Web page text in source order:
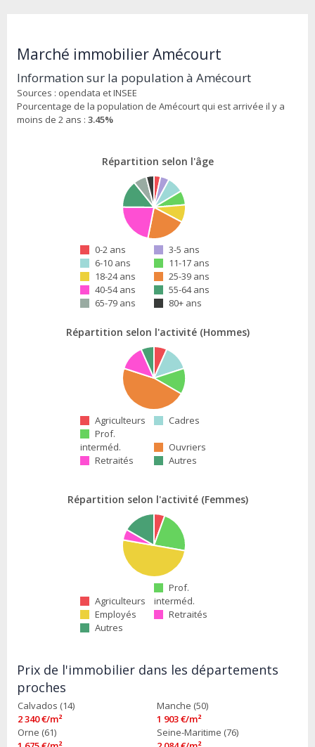
Marché immobilier Amécourt
Information sur la population à Amécourt
Sources : opendata et INSEE
Pourcentage de la population de Amécourt qui est arrivée il y a
moins de 2 ans : 3.45%
Répartition selon l'âge
0-2 ans
3-5 ans
6-10 ans
11-17 ans
18-24 ans
25-39 ans
40-54 ans
55-64 ans
65-79 ans
80+ ans
Répartition selon l'activité (Hommes)
Agriculteurs
Cadres
Prof.
interméd.
Ouvriers
Retraités
Autres
Répartition selon l'activité (Femmes)
Agriculteurs
Prof.
interméd.
Employés
Retraités
Autres
Prix de l'immobilier dans les départements
proches
Calvados (14)
2 340 €/m²
Manche (50)
1 903 €/m²
Orne (61)
Seine-Maritime (76)